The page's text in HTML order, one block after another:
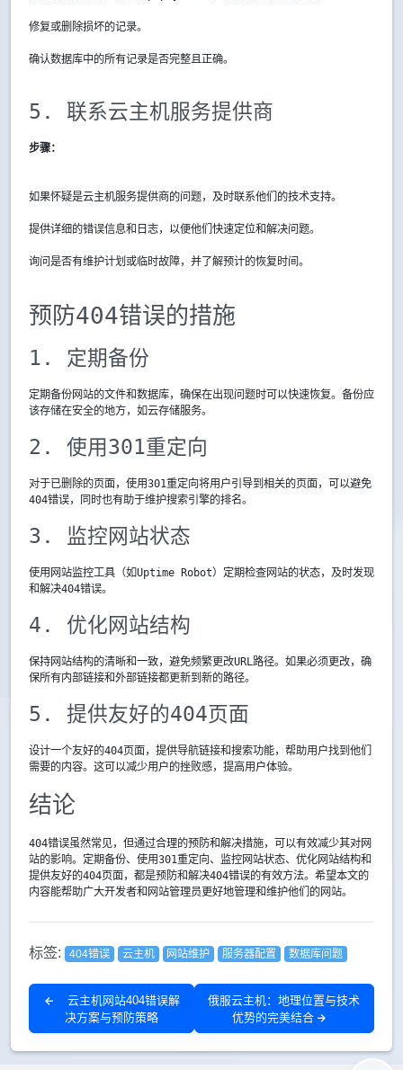
修复或删除损坏的记录。
确认数据库中的所有记录是否完整且正确。
5. 联系云主机服务提供商
步骤：
如果怀疑是云主机服务提供商的问题，及时联系他们的技术支持。
提供详细的错误信息和日志，以便他们快速定位和解决问题。
询问是否有维护计划或临时故障，并了解预计的恢复时间。
预防404错误的措施
1. 定期备份
定期备份网站的文件和数据库，确保在出现问题时可以快速恢复。备份应
该存储在安全的地方，如云存储服务。
2. 使用301重定向
对于已删除的页面，使用301重定向将用户引导到相关的页面，可以避免
404错误，同时也有助于维护搜索引擎的排名。
3. 监控网站状态
使用网站监控工具（如Uptime Robot）定期检查网站的状态，及时发现
和解决404错误。
4. 优化网站结构
保持网站结构的清晰和一致，避免频繁更改URL路径。如果必须更改，确
保所有内部链接和外部链接都更新到新的路径。
5. 提供友好的404页面
设计一个友好的404页面，提供导航链接和搜索功能，帮助用户找到他们
需要的内容。这可以减少用户的挫败感，提高用户体验。
结论
404错误虽然常见，但通过合理的预防和解决措施，可以有效减少其对网
站的影响。定期备份、使用301重定向、监控网站状态、优化网站结构和
提供友好的404页面，都是预防和解决404错误的有效方法。希望本文的
内容能帮助广大开发者和网站管理员更好地管理和维护他们的网站。
标签: 404错误 云主机 网站维护 服务器配置 数据库问题
云主机网站404错误解
决方案与预防策略
俄服云主机：地理位置与技术
优势的完美结合